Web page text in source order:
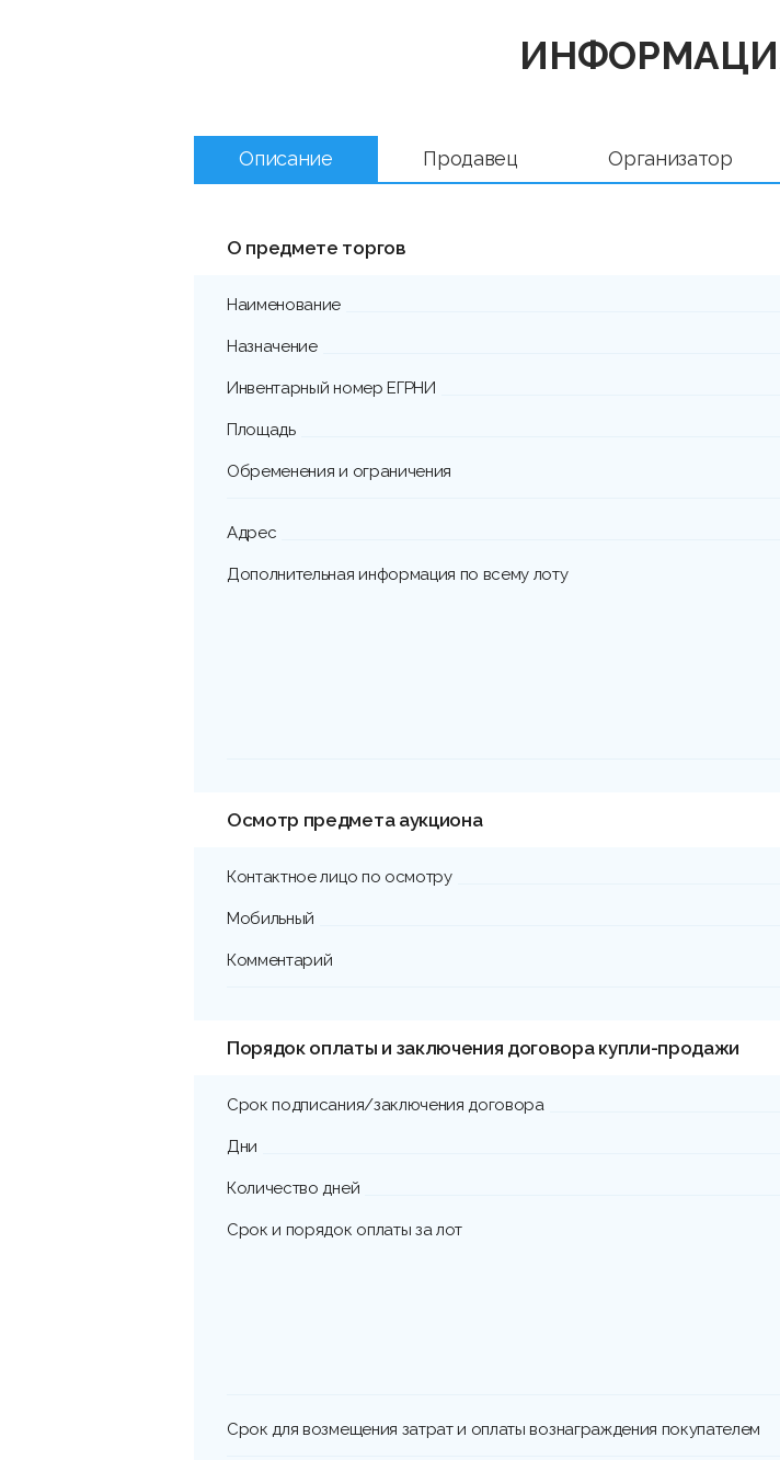
Описание Продавец Организатор
О предмете торгов
Наименование
Назначение
Инвентарный номер ЕГРНИ
Площадь
Обременения и ограничения
Адрес
Дополнительная информация по всему лоту
Осмотр предмета аукциона
Контактное лицо по осмотру
Мобильный
Комментарий
Порядок оплаты и заключения договора купли-продажи
Срок подписания/заключения договора
Дни
Количество дней
Срок и порядок оплаты за лот
Срок для возмещения затрат и оплаты вознаграждения покупателем